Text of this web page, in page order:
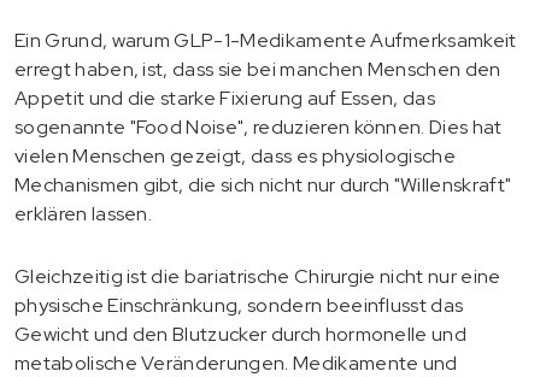
Ein Grund, warum GLP-1-Medikamente Aufmerksamkeit
erregt haben, ist, dass sie bei manchen Menschen den
Appetit und die starke Fixierung auf Essen, das
sogenannte "Food Noise", reduzieren können. Dies hat
vielen Menschen gezeigt, dass es physiologische
Mechanismen gibt, die sich nicht nur durch "Willenskraft"
erklären lassen.
Gleichzeitig ist die bariatrische Chirurgie nicht nur eine
physische Einschränkung, sondern beeinflusst das
Gewicht und den Blutzucker durch hormonelle und
metabolische Veränderungen. Medikamente und